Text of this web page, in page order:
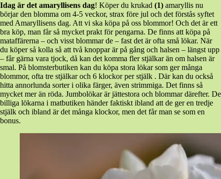
2017 19
november,
2025
Idag är det amaryllisens dag! Köper du krukad (1) amaryllis nu
börjar den blomma om 4-5 veckor, strax före jul och det förstås syftet
med Amaryllisens dag. Att vi ska köpa på oss blommor! Och det är ett
bra köp, man får så mycket prakt för pengarna. De finns att köpa på
mataffärerna – och visst blommar de – fast det är ofta små lökar. När
du köper så kolla så att två knoppar är på gång och halsen – längst upp
– får gärna vara tjock, då kan det komma fler stjälkar än om halsen är
smal. På blomsterbutiken kan du köpa stora lökar som ger många
blommor, ofta tre stjälkar och 6 klockor per stjälk . Där kan du också
hitta annorlunda sorter i olika färger, även strimmiga. Det finns så
mycket mer än röda. Jumbolökar är jättestora och blommar därefter. De
billiga lökarna i matbutiken händer faktiskt ibland att de ger en tredje
stjälk och ibland är det många klockor, men det får man se som en
bonus.